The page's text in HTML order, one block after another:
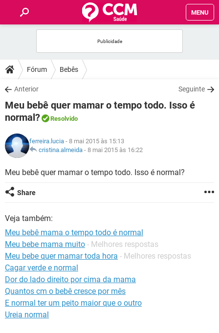
MENU
FÓRUM
SAÚDE
NUTRIÇÃO
SEXUALIDADE
Fórum Bebês
Anterior Seguinte
Meu bebê quer mamar o tempo todo. Isso é
normal?
Resolvido
ferreira.lucia - 8 mai 2015 às 15:13
cristina.almeida - 8 mai 2015 às 16:22
Meu bebê quer mamar o tempo todo. Isso é normal?
Share
Veja também:
Meu bebê mama o tempo todo é normal
Meu bebe mama muito - Melhores respostas
Meu bebe quer mamar toda hora - Melhores respostas
Cagar verde e normal
Dor do lado direito por cima da mama
Quantos cm o bebê cresce por mês
E normal ter um peito maior que o outro
Ureia normal